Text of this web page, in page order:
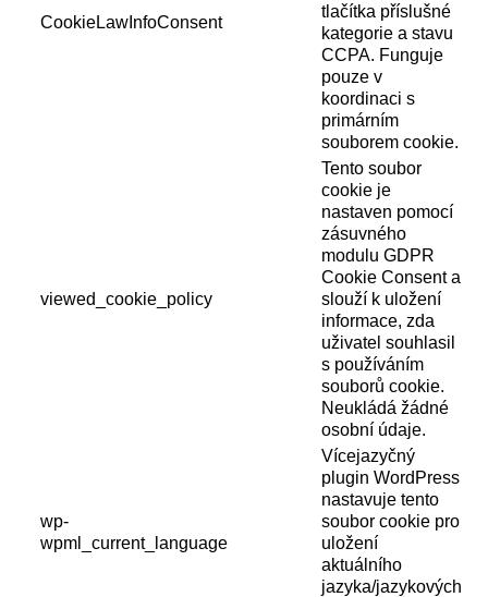
CookieLawInfoConsent
tlačítka příslušné
kategorie a stavu
CCPA. Funguje
pouze v
koordinaci s
primárním
souborem cookie.
viewed_cookie_policy
Tento soubor
cookie je
nastaven pomocí
zásuvného
modulu GDPR
Cookie Consent a
slouží k uložení
informace, zda
uživatel souhlasil
s používáním
souborů cookie.
Neukládá žádné
osobní údaje.
wp-
wpml_current_language
Vícejazyčný
plugin WordPress
nastavuje tento
soubor cookie pro
uložení
aktuálního
jazyka/jazykových